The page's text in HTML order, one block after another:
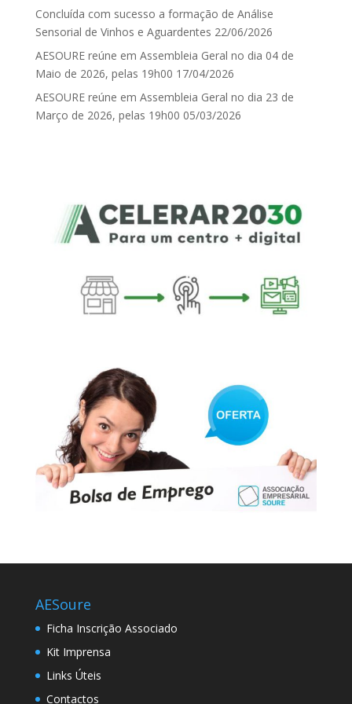
Concluída com sucesso a formação de Análise
Sensorial de Vinhos e Aguardentes 22/06/2026
AESOURE reúne em Assembleia Geral no dia 04 de
Maio de 2026, pelas 19h00 17/04/2026
AESOURE reúne em Assembleia Geral no dia 23 de
Março de 2026, pelas 19h00 05/03/2026
AESoure
Ficha Inscrição Associado
Kit Imprensa
Links Úteis
Contactos